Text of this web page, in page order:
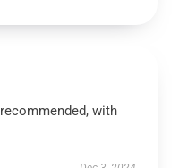
with